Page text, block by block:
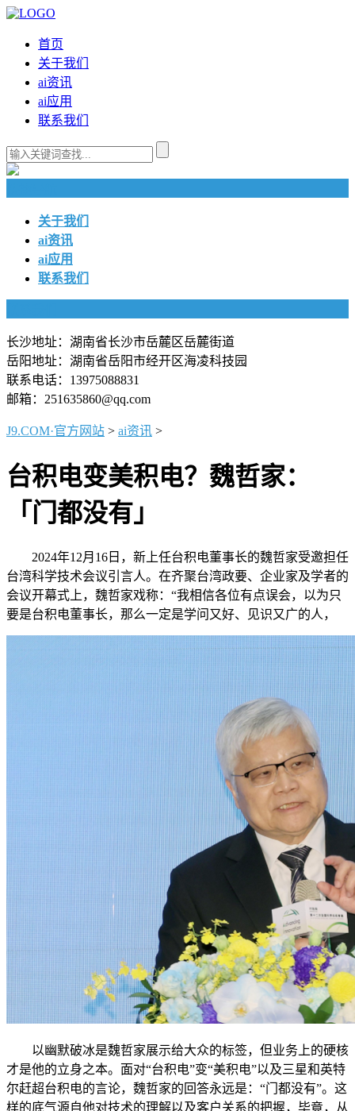
首页
关于我们
ai资讯
ai应用
联系我们
关于我们
ai资讯
ai应用
联系我们
长沙地址：湖南省长沙市岳麓区岳麓街道
岳阳地址：湖南省岳阳市经开区海凌科技园
联系电话：13975088831
邮箱：251635860@qq.com
J9.COM·官方网站 > ai资讯 >
台积电变美积电？魏哲家：
「门都没有」
2024年12月16日，新上任台积电董事长的魏哲家受邀担任
台湾科学技术会议引言人。在齐聚台湾政要、企业家及学者的
会议开幕式上，魏哲家戏称：“我相信各位有点误会，以为只
要是台积电董事长，那么一定是学问又好、见识又广的人，
以幽默破冰是魏哲家展示给大众的标签，但业务上的硬核
才是他的立身之本。面对“台积电”变“美积电”以及三星和英特
尔赶超台积电的言论，魏哲家的回答永远是：“门都没有”。这
样的底气源自他对技术的理解以及客户关系的把握，毕竟，从